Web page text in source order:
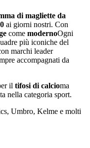
di magliette da
ai giorni nostri. Con
come modernoOgni
più iconiche del
marchi leader
accompagnati da
il tifosi di calcioma
nella categoria sport.
Umbro, Kelme e molti